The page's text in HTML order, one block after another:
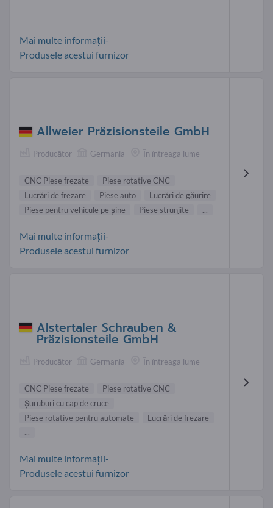
Mai multe informații-
Produsele acestui furnizor
Allweier Präzisionsteile GmbH
Producător Germania În întreaga lume
CNC Piese frezate
Piese rotative CNC
Lucrări de frezare
Piese auto
Lucrări de găurire
Piese pentru vehicule pe şine
Piese strunjite ...
Mai multe informații-
Produsele acestui furnizor
Alstertaler Schrauben &
Präzisionsteile GmbH
Producător Germania În întreaga lume
CNC Piese frezate
Piese rotative CNC
Şuruburi cu cap de cruce
Piese rotative pentru automate
Lucrări de frezare
...
Mai multe informații-
Produsele acestui furnizor